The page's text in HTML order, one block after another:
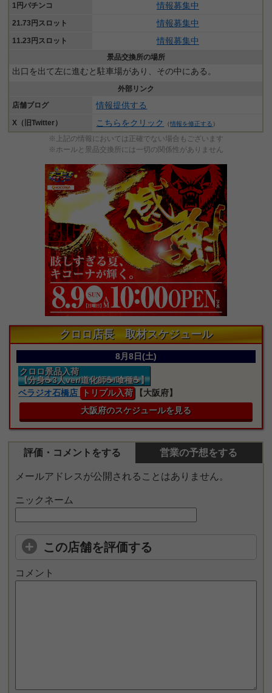
1円パチンコ 情報募集中
21.73円スロット 情報募集中
11.23円スロット 情報募集中
景品交換所の場所
出口を出て左に進むと駐車場があり、その中にある。
外部リンク
店舗ブログ
情報提供する
X（旧Twitter） こちらをクリック （情報を修正する ）
※上記の情報においては正確でない場合もございます
※ホールと景品交換所には一切の関係性がありません
クロロ店長 取材スケジュール
8月8日(土)
クロロ景品入荷
【分身☕3人ver/道化師☕/喰種☕】
ベラジオ石橋店
トリプル入荷
【大阪府】
大阪府のスケジュールを見る
評価・コメントをする 営業の予想をする
メールアドレスが公開されることはありません。
ニックネーム
この店舗を評価する
コメント